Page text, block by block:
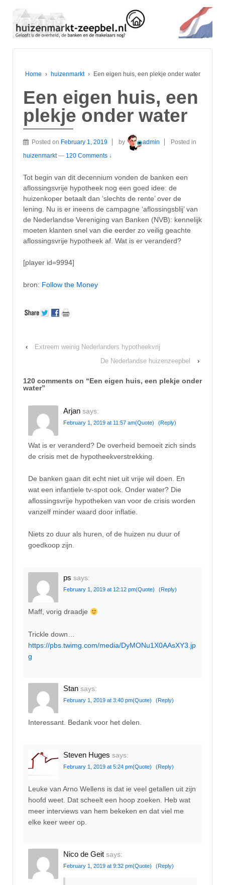
Home › huizenmarkt › Een eigen huis, een plekje onder water
Een eigen huis, een
plekje onder water
Posted on February 1, 2019 by admin
Posted in
huizenmarkt — 120 Comments ↓
Tot begin van dit decennium vonden de banken een
aflossingsvrije hypotheek nog een goed idee: de
huizenkoper betaalt dan ‘slechts de rente’ over de
lening. Nu is er ineens de campagne ‘aflossingsblij’ van
de Nederlandse Vereniging van Banken (NVB): kennelijk
moeten klanten snel van die eerder zo veilig geachte
aflossingsvrije hypotheek af. Wat is er veranderd?
[player id=9994]
bron: Follow the Money
‹
Extreem weinig Nederlanders hypotheekvrij
De Nederlandse huizenzeepbel
›
120 comments on “Een eigen huis, een plekje onder
water”
Arjan says:
February 1, 2019 at 11:57 am(Quote) (Reply)
Wat is er veranderd? De overheid bemoeit zich sinds
de crisis met de hypotheekverstrekking.
De banken gaan dit echt niet uit vrije wil doen. En
wat een infantiele tv-spot ook. Onder water? Die
aflossingsvrije hypotheken van voor de crisis worden
vanzelf minder waard door inflatie.
Niets zo duur als huren, of de huizen nu duur of
goedkoop zijn.
ps says:
February 1, 2019 at 12:12 pm(Quote) (Reply)
Maff, vorig draadje
Trickle down…
https://pbs.twimg.com/media/DyMONu1X0AAsXY3.jp
g
Stan says:
February 1, 2019 at 3:40 pm(Quote) (Reply)
Interessant. Bedank voor het delen.
Steven Huges says:
February 1, 2019 at 5:24 pm(Quote) (Reply)
Leuke van Arno Wellens is dat ie veel getallen uit zijn
hoofd weet. Dat scheelt een hoop zoeken. Heb wat
meer interviews van hem bekeken en dat viel me
elke keer weer op.
Nico de Geit says:
February 1, 2019 at 9:32 pm(Quote) (Reply)